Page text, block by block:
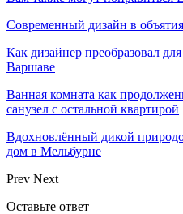
Современный дизайн в
Как дизайнер преобразовал
Варшаве
Ванная комната как
санузел с остальной квартирой
Вдохновлённый дикой
дом в Мельбурне
Prev Next
Оставьте ответ